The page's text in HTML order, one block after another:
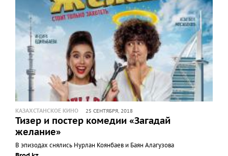
КАЗАХСТАНСКОЕ КИНО 25 СЕНТЯБРЯ, 2018
Тизер и постер комедии «Загадай
желание»
В эпизодах снялись Нурлан Коянбаев и Баян Алагузова